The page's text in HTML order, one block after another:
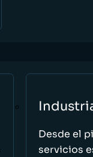
Desde el
servicios